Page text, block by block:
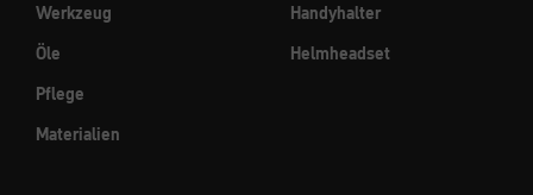
Werkzeug
Öle
Pflege
Materialien
Handyhalter
Helmheadset